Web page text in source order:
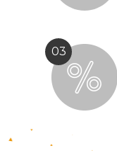
03